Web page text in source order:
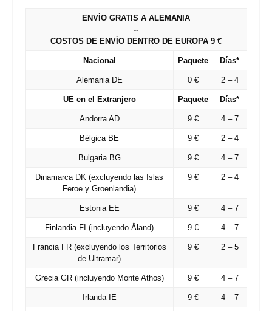
ENVÍO GRATIS A ALEMANIA
--
COSTOS DE ENVÍO DENTRO DE EUROPA 9 €
Nacional Paquete Días*
Alemania DE 0 € 2 – 4
UE en el Extranjero Paquete Días*
Andorra AD 9 € 4 – 7
Bélgica BE 9 € 2 – 4
Bulgaria BG 9 € 4 – 7
Dinamarca DK (excluyendo las Islas
Feroe y Groenlandia)
9 € 2 – 4
Estonia EE 9 € 4 – 7
Finlandia FI (incluyendo Åland) 9 € 4 – 7
Francia FR(excluyendo los Territorios
de Ultramar)
9 € 2 – 5
Grecia GR(incluyendo Monte Athos) 9 € 4 – 7
Irlanda IE 9 € 4 – 7